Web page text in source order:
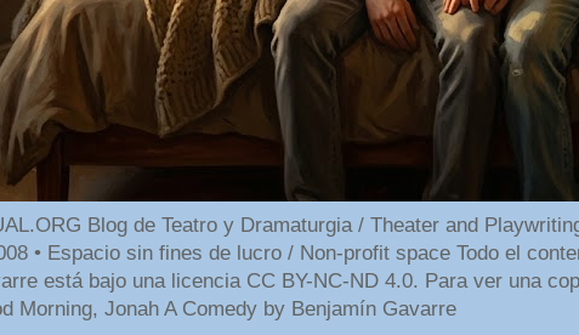
Blog de Teatro y Dramaturgia / Theater and
• Espacio sin fines de lucro / Non-profit space Todo el
está bajo una licencia CC BY-NC-ND 4.0. Para ver una
Morning, Jonah A Comedy by Benjamín Gavarre